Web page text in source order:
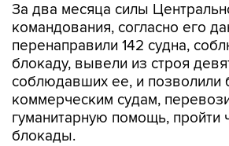
За два месяца силы
командования, согласно его
перенаправили 142 судна,
блокаду, вывели из строя
соблюдавших ее, и позволили
коммерческим судам,
гуманитарную помощь, пройти
блокады.